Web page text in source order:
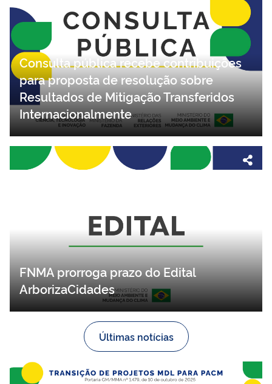
Consulta pública recebe contribuições
para proposta de resolução sobre
Resultados de Mitigação Transferidos
Internacionalmente
FNMA prorroga prazo do Edital
ArborizaCidades